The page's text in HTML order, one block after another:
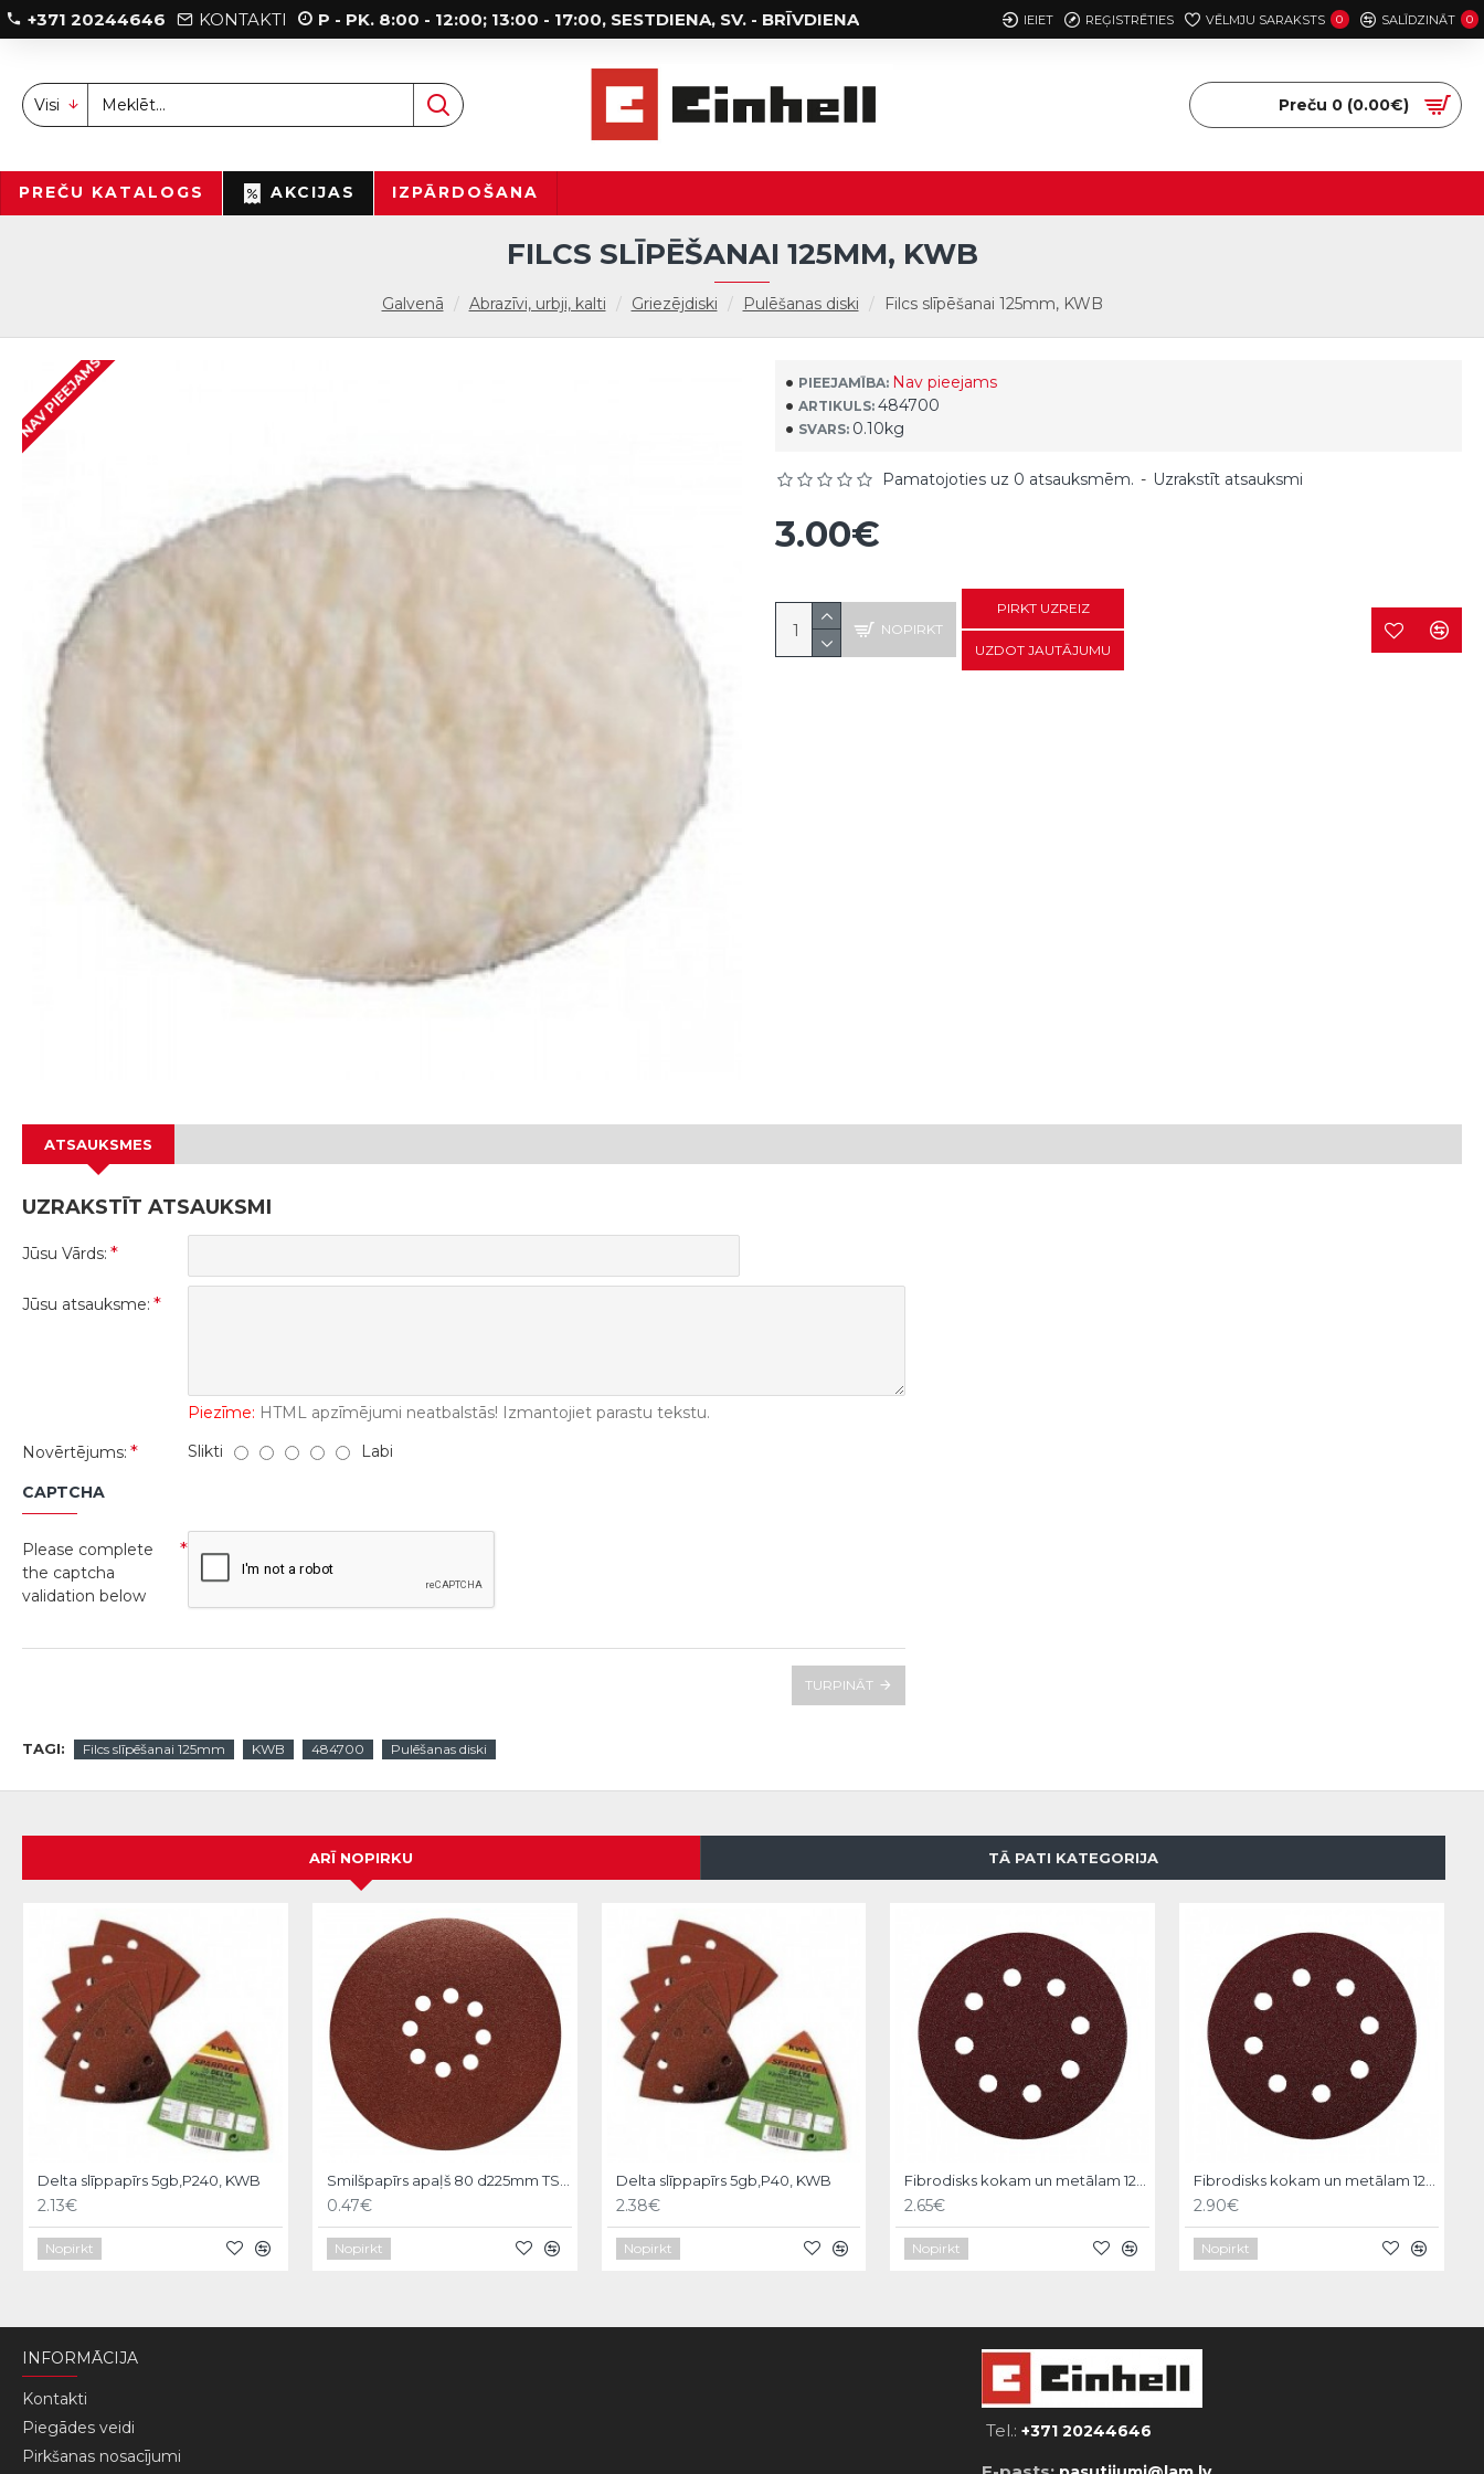
+371 20244646 KONTAKTI P - PK. 8:00 - 12:00; 13:00 - 17:00, SESTDIENA, SV. - BRĪVDIENA IEIET REĢISTRĒTIES VĒLMJU SARAKSTS 0 SALĪDZINĀT 0
Visi Preču 0 (0.00€)
PREČU KATALOGS AKCIJAS IZPĀRDOŠANA
Galvenā Abrazīvi, urbji, kalti Griezējdiski Pulēšanas diski Filcs slīpēšanai 125mm, KWB
FILCS SLĪPĒŠANAI 125MM, KWB
NAV PIEEJAMS PIEEJAMĪBA: Nav pieejams
ARTIKULS: 484700
SVARS: 0.10kg
Pamatojoties uz 0 atsauksmēm. - Uzrakstīt atsauksmi
3.00€
NOPIRKT
PIRKT UZREIZ
UZDOT JAUTĀJUMU
ATSAUKSMES
UZRAKSTĪT ATSAUKSMI
Jūsu Vārds:
Jūsu atsauksme:
Piezīme: HTML apzīmējumi neatbalstās! Izmantojiet parastu tekstu.
Novērtējums:
Slikti Labi
CAPTCHA
Please complete
the captcha
validation below
TURPINĀT
TAGI: Filcs slīpēšanai 125mm KWB 484700 Pulēšanas diski
ARĪ NOPIRKU TĀ PATI KATEGORIJA
Delta slīppapīrs 5gb,P240, KWB
2.13€
Nopirkt
0.47€
Nopirkt
Delta slīppapīrs 5gb,P40, KWB
2.38€
Nopirkt
2.65€
Nopirkt
2.90€
Nopirkt
INFORMĀCIJA
Kontakti
Piegādes veidi
Pirkšanas nosacījumi
Tel.:+371 20244646